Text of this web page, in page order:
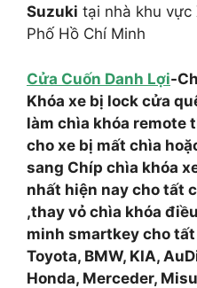
Suzuki tại nhà khu vực
Phố Hồ Chí Minh
Cửa Cuốn Danh Lợi-
Khóa xe bị lock cửa
làm chìa khóa remote
cho xe bị mất chìa
sang Chíp chìa khóa
nhất hiện nay cho tất
,thay vỏ chìa khóa
minh smartkey cho
Toyota, BMW, KIA,
Honda, Merceder,